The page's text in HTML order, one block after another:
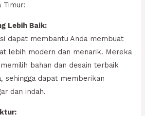
Timur:
Lebih Baik:
dapat membantu Anda membuat
lebih modern dan menarik. Mereka
bahan dan desain terbaik
sehingga dapat memberikan
dan indah.